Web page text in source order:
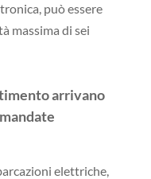
può essere
massima di sei
arrivano
elettriche,